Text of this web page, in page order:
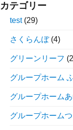
カテゴリー
test(29)
さくらんぼ(4)
グリーンリーフ
グループホーム
グループホーム
グループホーム